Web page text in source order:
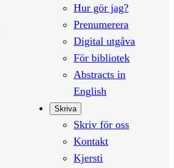
Hur gör jag?
Prenumerera
Digital utgåva
För bibliotek
Abstracts in
English
Skriva
Skriv för oss
Kontakt
Kjersti